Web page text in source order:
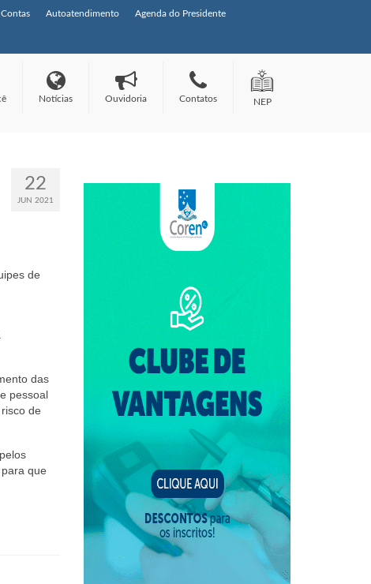
Autoatendimento Agenda do Presidente
Notícias Ouvidoria Contatos NEP
22
JUN 2021
de
das
pessoal
de
que